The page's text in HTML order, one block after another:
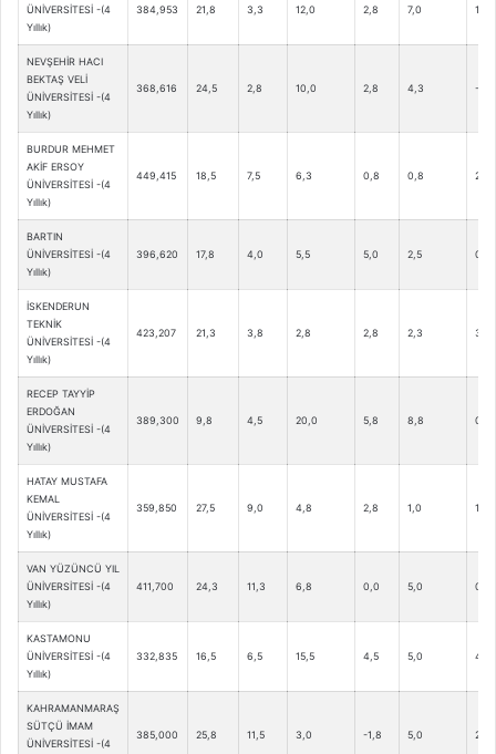
ÜNİVERSİTESİ -(4
Yıllık)
384,953 21,8 3,3 12,0 2,8 7,0 1,0
NEVŞEHİR HACI
BEKTAŞ VELİ
ÜNİVERSİTESİ -(4
Yıllık)
368,616 24,5 2,8 10,0 2,8 4,3 -0,3
BURDUR MEHMET
AKİF ERSOY
ÜNİVERSİTESİ -(4
Yıllık)
449,415 18,5 7,5 6,3 0,8 0,8 2,8
BARTIN
ÜNİVERSİTESİ -(4
Yıllık)
396,620 17,8 4,0 5,5 5,0 2,5 0,0
İSKENDERUN
TEKNİK
ÜNİVERSİTESİ -(4
Yıllık)
423,207 21,3 3,8 2,8 2,8 2,3 3,3
RECEP TAYYİP
ERDOĞAN
ÜNİVERSİTESİ -(4
Yıllık)
389,300 9,8 4,5 20,0 5,8 8,8 0,0
HATAY MUSTAFA
KEMAL
ÜNİVERSİTESİ -(4
Yıllık)
359,850 27,5 9,0 4,8 2,8 1,0 1,5
VAN YÜZÜNCÜ YIL
ÜNİVERSİTESİ -(4
Yıllık)
411,700 24,3 11,3 6,8 0,0 5,0 0,0
KASTAMONU
ÜNİVERSİTESİ -(4
Yıllık)
332,835 16,5 6,5 15,5 4,5 5,0 4,0
KAHRAMANMARAŞ
SÜTÇÜ İMAM
ÜNİVERSİTESİ -(4
385,000 25,8 11,5 3,0 -1,8 5,0 2,0